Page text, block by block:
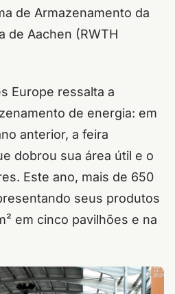
de Armazenamento da
de Aachen (RWTH
Europe ressalta a
de energia: em
anterior, a feira
dobrou sua área útil e o
Este ano, mais de 650
seus produtos
em cinco pavilhões e na